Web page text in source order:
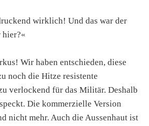
wirklich! Und das war der
hier?«
Wir haben entschieden, diese
noch die Hitze resistente
verlockend für das Militär. Deshalb
Die kommerzielle Version
nicht mehr. Auch die Aussenhaut ist